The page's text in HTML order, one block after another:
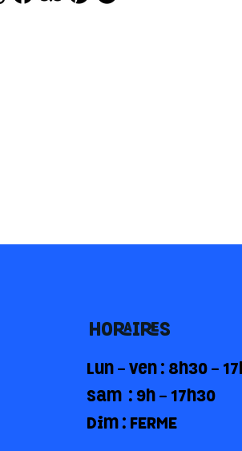
Lun - Ven : 8h30 -
Dim : FERME
HORAIRES
Sam : 9h - 17h30